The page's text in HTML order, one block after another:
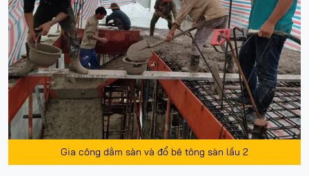
Gia công dằm sàn và đổ bê tông sàn lầu 2